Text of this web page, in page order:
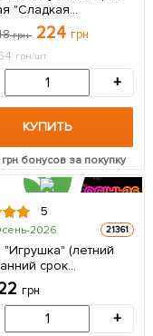
"Сладкая
(Sweet
(американская
премиальный
сорт) 5 шт в
грн 224 грн
грн/шт
+
КУПИТЬ
бонусов за покупку
5
2026 21361
(летний
срок
1 саженец в
грн
+